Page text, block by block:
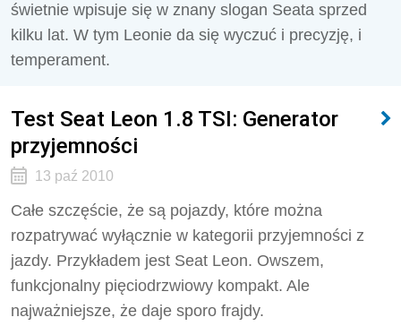
świetnie wpisuje się w znany slogan Seata sprzed
kilku lat. W tym Leonie da się wyczuć i precyzję, i
temperament.
Test Seat Leon 1.8 TSI: Generator
przyjemności
13 paź 2010
Całe szczęście, że są pojazdy, które można
rozpatrywać wyłącznie w kategorii przyjemności z
jazdy. Przykładem jest Seat Leon. Owszem,
funkcjonalny pięciodrzwiowy kompakt. Ale
najważniejsze, że daje sporo frajdy.